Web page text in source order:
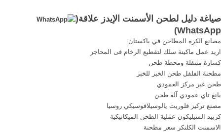
افريقيا ... عشان تعيد صياغة
تقارير عن ...
صياغة دليل لطحن الأسمنت الإيدز علاقة(
WhatsApp
)
مصانع الكرة المطاحن في باكستان
اريد عمل ماكينة سلك لتقطيع الرخام فى المحاجر
كسارة متنقلة ومحطة طحن
مطحنة الفلفل طحن الخبز للخبز
طحن غير مركز العمودي
يانغ تاي عمودي آلة طحن
مصنع تركيز فلوريت يالوسيلافوسيكي روسيا
كربيد السيليكون عملية الطحن الميكانيكية
الاسمنت الكلنكر سعر مطحنة